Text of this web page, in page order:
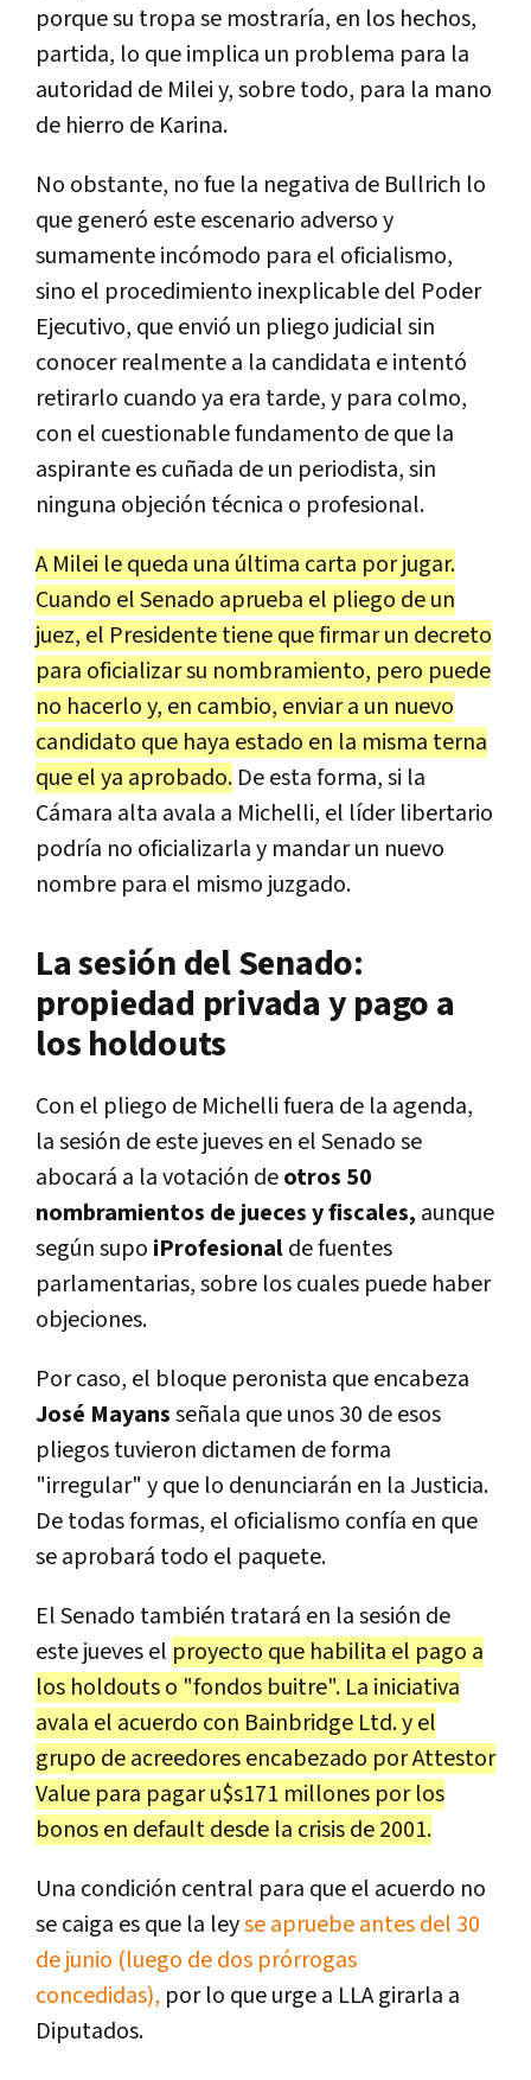
porque su tropa se mostraría, en los hechos,
partida, lo que implica un problema para la
autoridad de Milei y, sobre todo, para la mano
de hierro de Karina.
No obstante, no fue la negativa de Bullrich lo
que generó este escenario adverso y
sumamente incómodo para el oficialismo,
sino el procedimiento inexplicable del Poder
Ejecutivo, que envió un pliego judicial sin
conocer realmente a la candidata e intentó
retirarlo cuando ya era tarde, y para colmo,
con el cuestionable fundamento de que la
aspirante es cuñada de un periodista, sin
ninguna objeción técnica o profesional.
A Milei le queda una última carta por jugar.
Cuando el Senado aprueba el pliego de un
juez, el Presidente tiene que firmar un decreto
para oficializar su nombramiento, pero puede
no hacerlo y, en cambio, enviar a un nuevo
candidato que haya estado en la misma terna
que el ya aprobado. De esta forma, si la
Cámara alta avala a Michelli, el líder libertario
podría no oficializarla y mandar un nuevo
nombre para el mismo juzgado.
La sesión del Senado:
propiedad privada y pago a
los holdouts
Con el pliego de Michelli fuera de la agenda,
la sesión de este jueves en el Senado se
abocará a la votación deotros 50
nombramientos de jueces y fiscales, aunque
según supo iProfesionalde fuentes
parlamentarias, sobre los cuales puede haber
objeciones.
Por caso, el bloque peronista que encabeza
José Mayansseñala que unos 30 de esos
pliegos tuvieron dictamen de forma
"irregular" y que lo denunciarán en la Justicia.
De todas formas, el oficialismo confía en que
se aprobará todo el paquete.
El Senado también tratará en la sesión de
este jueves el proyecto que habilita el pago a
los holdouts o "fondos buitre". La iniciativa
avala el acuerdo con Bainbridge Ltd. y el
grupo de acreedores encabezado por Attestor
Value para pagar u$s171 millones por los
bonos en default desde la crisis de 2001.
Una condición central para que el acuerdo no
se caiga es que la leyse apruebe antes del 30
de junio (luego de dos prórrogas
concedidas), por lo que urge a LLA girarla a
Diputados.